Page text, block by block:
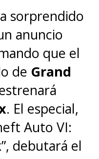
Verse" y de
En sus
sketches y
explorar
la creación
que
la
sorprendido
anuncio
que el
de Grand
. El especial,
Auto VI:
debutará el